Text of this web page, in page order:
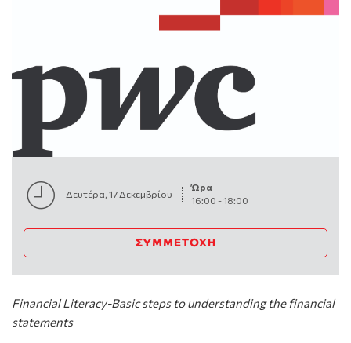
Δευτέρα, 17 Δεκεμβρίου
Ώρα
16:00 -18:00
ΣΥΜΜΕΤΟΧΉ
Financial Literacy-Basic steps to understanding the financial
statements